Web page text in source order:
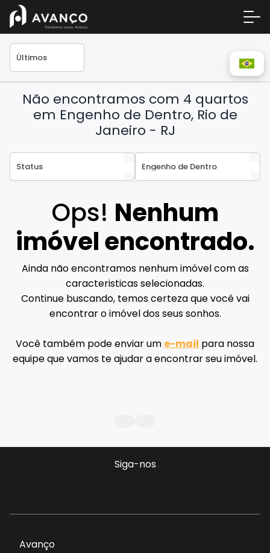
Área
Não encontramos com 4 quartos
em Engenho de Dentro, Rio de
Janeiro - RJ
Ops! Nenhum
imóvel encontrado.
Ainda não encontramos nenhum imóvel com as
caracteristicas selecionadas.
Continue buscando, temos certeza que você vai
encontrar o imóvel dos seus sonhos.
Você também pode enviar um e-mail para nossa
equipe que vamos te ajudar a encontrar seu imóvel.
Siga-nos
Avanço